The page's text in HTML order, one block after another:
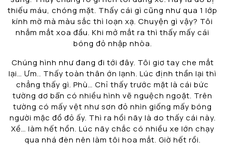
thiếu máu, chóng mặt. Thấy cái gì cũng như qua 1 lớp
kính mờ mà màu sắc thì loạn xạ. Chuyện gì vậy? Tôi
nhắm mắt xoa đầu. Khi mở mắt ra thì thấy mấy cái
bóng đỏ nhập nhòa.
Chúng hình như đang đi tới đây. Tôi giơ tay che mắt
lại… Ưm.. Thấy toàn thân ớn lạnh. Lúc định thần lại thì
chẳng thấy gì. Phù… Chỉ thấy trước mặt là cái bức
tường dơ bẩn có nhiều hình vẽ nguệch ngoặt. Trên
tường có mấy vệt như sơn đỏ nhìn giống mấy bóng
người mặc đồ đỏ ấy. Thì ra hồi nãy là do thấy cái này.
Xề… làm hết hồn. Lúc nãy chắc có nhiều xe lớn chạy
qua nhá đèn nên làm tôi hoa mắt. Giờ hết rồi.